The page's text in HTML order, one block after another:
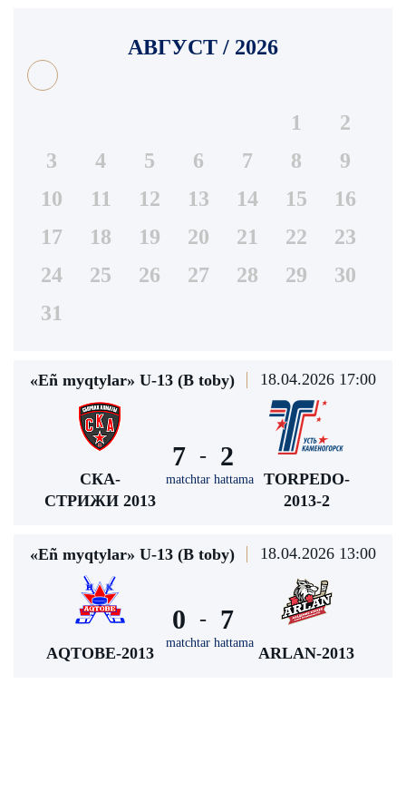
АВГУСТ / 2026
1
2
3
4 5 6 7 8
9
10
11 12 13 14 15
16
17
18 19 20 21 22
23
24
25 26 27 28 29
30
31
«Eñ myqtylar» U-13 (В toby) 18.04.2026 17:00
СКА-
СТРИЖИ 2013
7 -
matchtar hattama
2
TORPEDO-
2013-2
«Eñ myqtylar» U-13 (В toby) 18.04.2026 13:00
AQTOBE-2013
0 -
matchtar hattama
7
ARLAN-2013